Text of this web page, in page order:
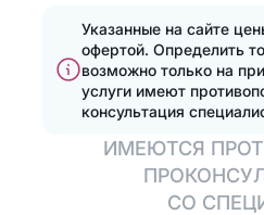
Эстетические
реставрации
Отбелить зубы
Указанные на сайте
офертой. Определить
возможно только на
услуги имеют
консультация
ИМЕЮТСЯ
СО